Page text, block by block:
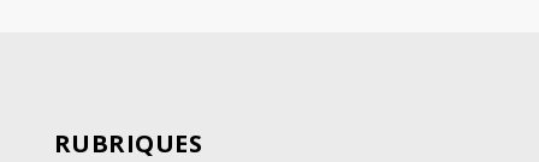
RUBRIQUES